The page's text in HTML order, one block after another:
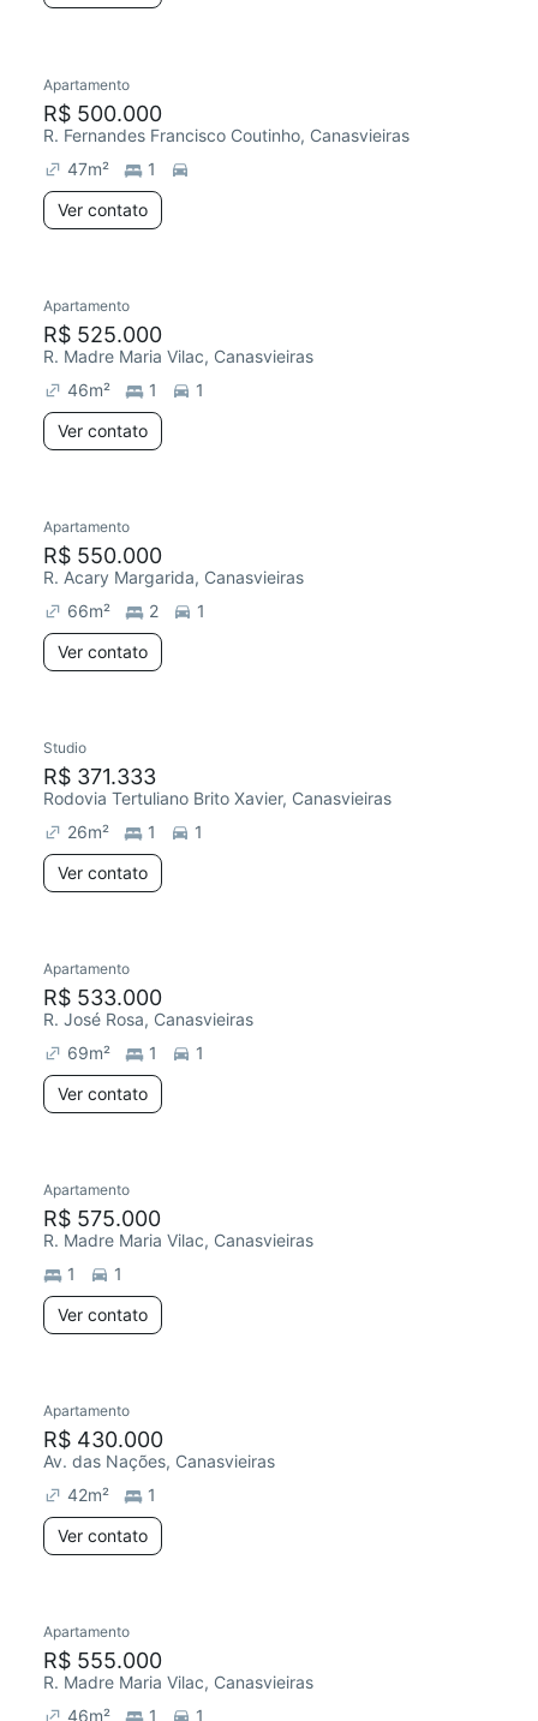
Apartamento
R$ 500.000
R. Fernandes Francisco Coutinho, Canasvieiras
47m²
1
Ver contato
Apartamento
R$ 525.000
R. Madre Maria Vilac, Canasvieiras
46m² 1
1
Ver contato
Apartamento
R$ 550.000
R. Acary Margarida, Canasvieiras
66m² 2
1
Ver contato
Studio
R$ 371.333
Rodovia Tertuliano Brito Xavier, Canasvieiras
26m² 1
1
Ver contato
Apartamento
R$ 533.000
R. José Rosa, Canasvieiras
69m² 1
1
Ver contato
Apartamento
R$ 575.000
R. Madre Maria Vilac, Canasvieiras
1
1
Ver contato
Apartamento
R$ 430.000
Av. das Nações, Canasvieiras
42m²
1
Ver contato
Apartamento
R$ 555.000
R. Madre Maria Vilac, Canasvieiras
46m² 1 1